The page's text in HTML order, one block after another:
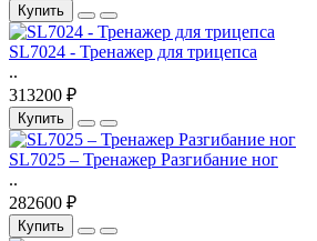
Купить
SL7024 - Тренажер для трицепса
..
313200 ₽
Купить
SL7025 – Тренажер Разгибание ног
..
282600 ₽
Купить